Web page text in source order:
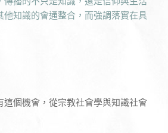
知識的會通整合，而強調落實在具
這個機會，從宗教社會學與知識社會